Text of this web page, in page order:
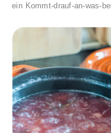
ein Kommt-drauf-an-was-